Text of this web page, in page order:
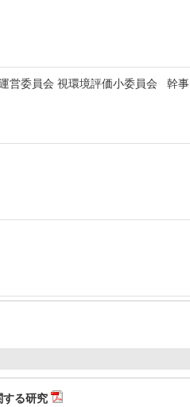
営委員会 視環境評価小委員会 幹事
する研究